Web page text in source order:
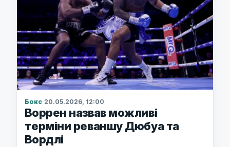
Бокс·20.05.2026, 12:00
Воррен назвав можливі
терміни реваншу Дюбуа та
Вордлі